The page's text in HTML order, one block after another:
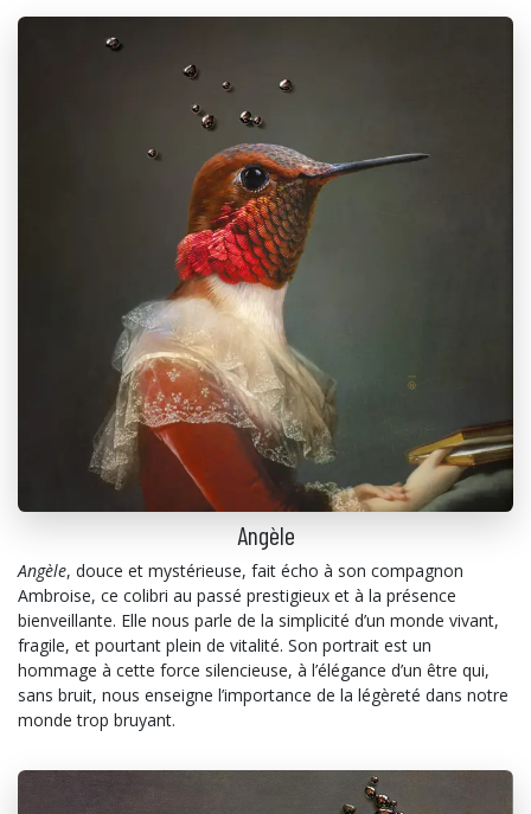
Angèle
Angèle, douce et mystérieuse, fait écho à son compagnon
Ambroise, ce colibri au passé prestigieux et à la présence
bienveillante. Elle nous parle de la simplicité d’un monde vivant,
fragile, et pourtant plein de vitalité. Son portrait est un
hommage à cette force silencieuse, à l’élégance d’un être qui,
sans bruit, nous enseigne l’importance de la légèreté dans notre
monde trop bruyant.